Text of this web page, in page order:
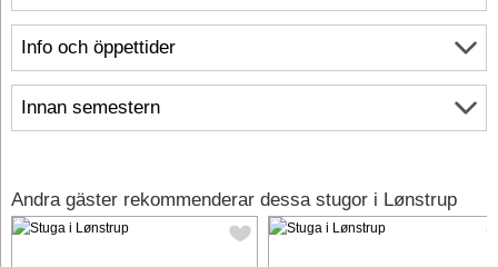
Info och öppettider
Innan semestern
Andra gäster rekommenderar dessa stugor i Lønstrup